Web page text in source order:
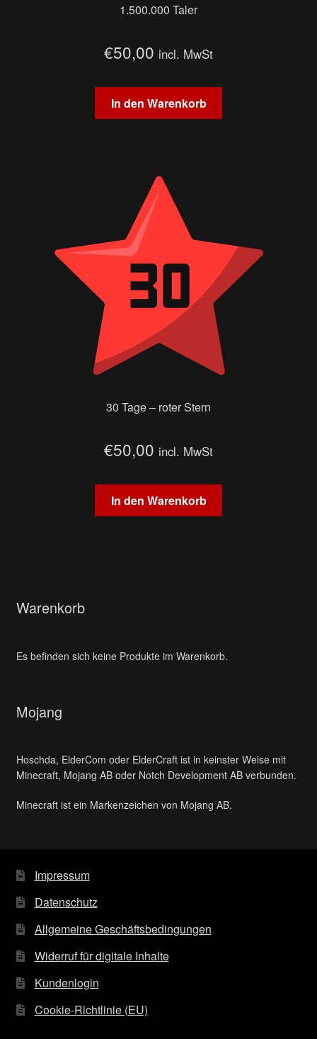
1.500.000 Taler
€50,00 incl. MwSt
In den Warenkorb
30 Tage – roter Stern
€50,00 incl. MwSt
In den Warenkorb
Warenkorb
Es befinden sich keine Produkte im Warenkorb.
Mojang
Hoschda, ElderCom oder ElderCraft ist in keinster Weise mit
Minecraft, Mojang AB oder Notch Development AB verbunden.
Minecraft ist ein Markenzeichen von Mojang AB.
Impressum
Datenschutz
Allgemeine Geschäftsbedingungen
Widerruf für digitale Inhalte
Kundenlogin
Cookie-Richtlinie (EU)